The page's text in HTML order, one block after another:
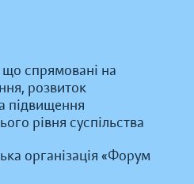
що спрямовані на
розвиток
підвищення
рівня суспільства
організація «Форум